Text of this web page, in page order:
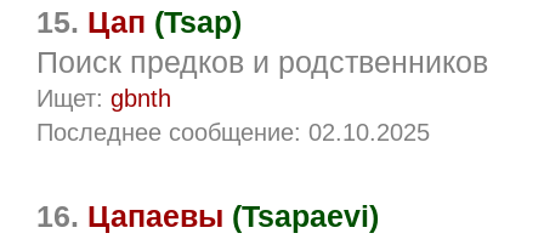
15. Цап (Tsap)
Поиск предков и родственников
Ищет: gbnth
Последнее сообщение: 02.10.2025
16. Цапаевы (Tsapaevi)